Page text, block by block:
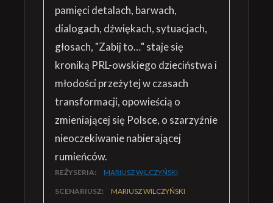
pamięci detalach, barwach,
dialogach, dźwiękach, sytuacjach,
głosach, "Zabij to…" staje się
kroniką PRL-owskiego dzieciństwa i
młodości przeżytej w czasach
transformacji, opowieścią o
zmieniającej się Polsce, o szarzyźnie
nieoczekiwanie nabierającej
rumieńców.
REŻYSERIA: MARIUSZ WILCZYŃSKI
SCENARIUSZ: MARIUSZ WILCZYŃSKI